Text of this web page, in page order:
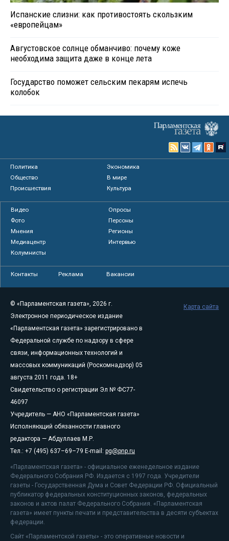
Испанские слизни: как противостоять скользким
«европейцам»
Августовское солнце обманчиво: почему коже
необходима защита даже в конце лета
Государство поможет сельским пекарям испечь
колобок
Политика
Экономика
Общество
В мире
Происшествия
Культура
Видео
Опросы
Фото
Персоны
Мнения
Регионы
Медиацентр
Интервью
Колумнисты
Контакты Реклама Вакансии
© «Парламентская газета», 2026 г.
Электронное периодическое издание
«Парламентская газета» зарегистрировано в
Федеральной службе по надзору в сфере
связи, информационных технологий и
массовых коммуникаций (Роскомнадзор) 05
августа 2011 года. 18+
Свидетельство о регистрации Эл № ФС77-
46097
Учредитель — АНО «Парламентская газета»
Исполняющий обязанности главного
редактора — Абдуллаев М.Р.
Тел.: +7 (495) 637–69–79 E-mail: pg@pnp.ru
«Парламентская газета» - официальное еженедельное издание
Федерального Собрания РФ. Издается с 1997 года. Учредители
газеты - Государственная Дума и Совет Федерации РФ. Официальный
публикатор федеральных конституционных законов, федеральных
законов и актов палат Федерального Собрания. «Парламентская
газета» имеет пункты печати и представительства в десяти субъектах
федерации.
Сайт «Парламентской газеты» - это оперативные новости и
Карта сайта